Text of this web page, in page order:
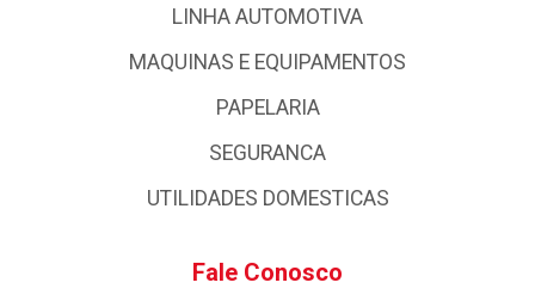
LINHA AUTOMOTIVA
MAQUINAS E EQUIPAMENTOS
PAPELARIA
SEGURANCA
UTILIDADES DOMESTICAS
Fale Conosco